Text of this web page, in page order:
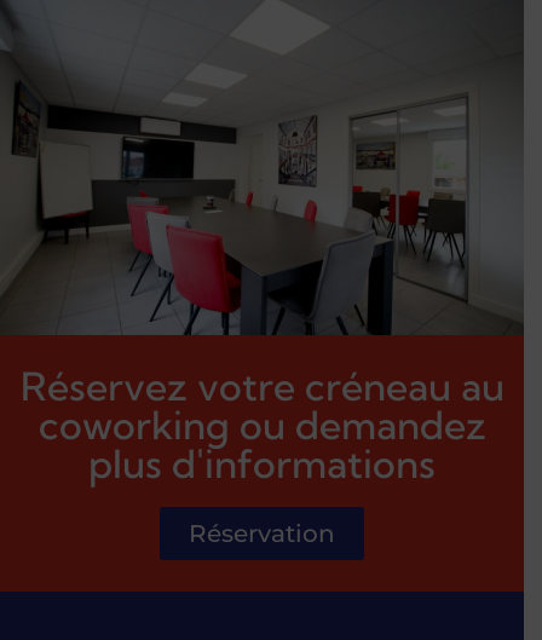
Réservez votre créneau au
coworking ou demandez
plus d'informations
Réservation